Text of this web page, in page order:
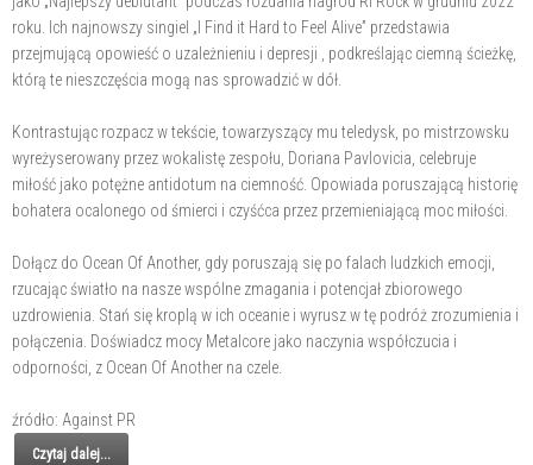
roku. Ich najnowszy singiel „I Find it Hard to Feel Alive” przedstawia
przejmującą opowieść o uzależnieniu i depresji , podkreślając ciemną ścieżkę,
którą te nieszczęścia mogą nas sprowadzić w dół.
Kontrastując rozpacz w tekście, towarzyszący mu teledysk, po mistrzowsku
wyreżyserowany przez wokalistę zespołu, Doriana Pavlovicia, celebruje
miłość jako potężne antidotum na ciemność. Opowiada poruszającą historię
bohatera ocalonego od śmierci i czyśćca przez przemieniającą moc miłości.
Dołącz do Ocean Of Another, gdy poruszają się po falach ludzkich emocji,
rzucając światło na nasze wspólne zmagania i potencjał zbiorowego
uzdrowienia. Stań się kroplą w ich oceanie i wyrusz w tę podróż zrozumienia i
połączenia. Doświadcz mocy Metalcore jako naczynia współczucia i
odporności, z Ocean Of Another na czele.
źródło: Against PR
Czytaj dalej...